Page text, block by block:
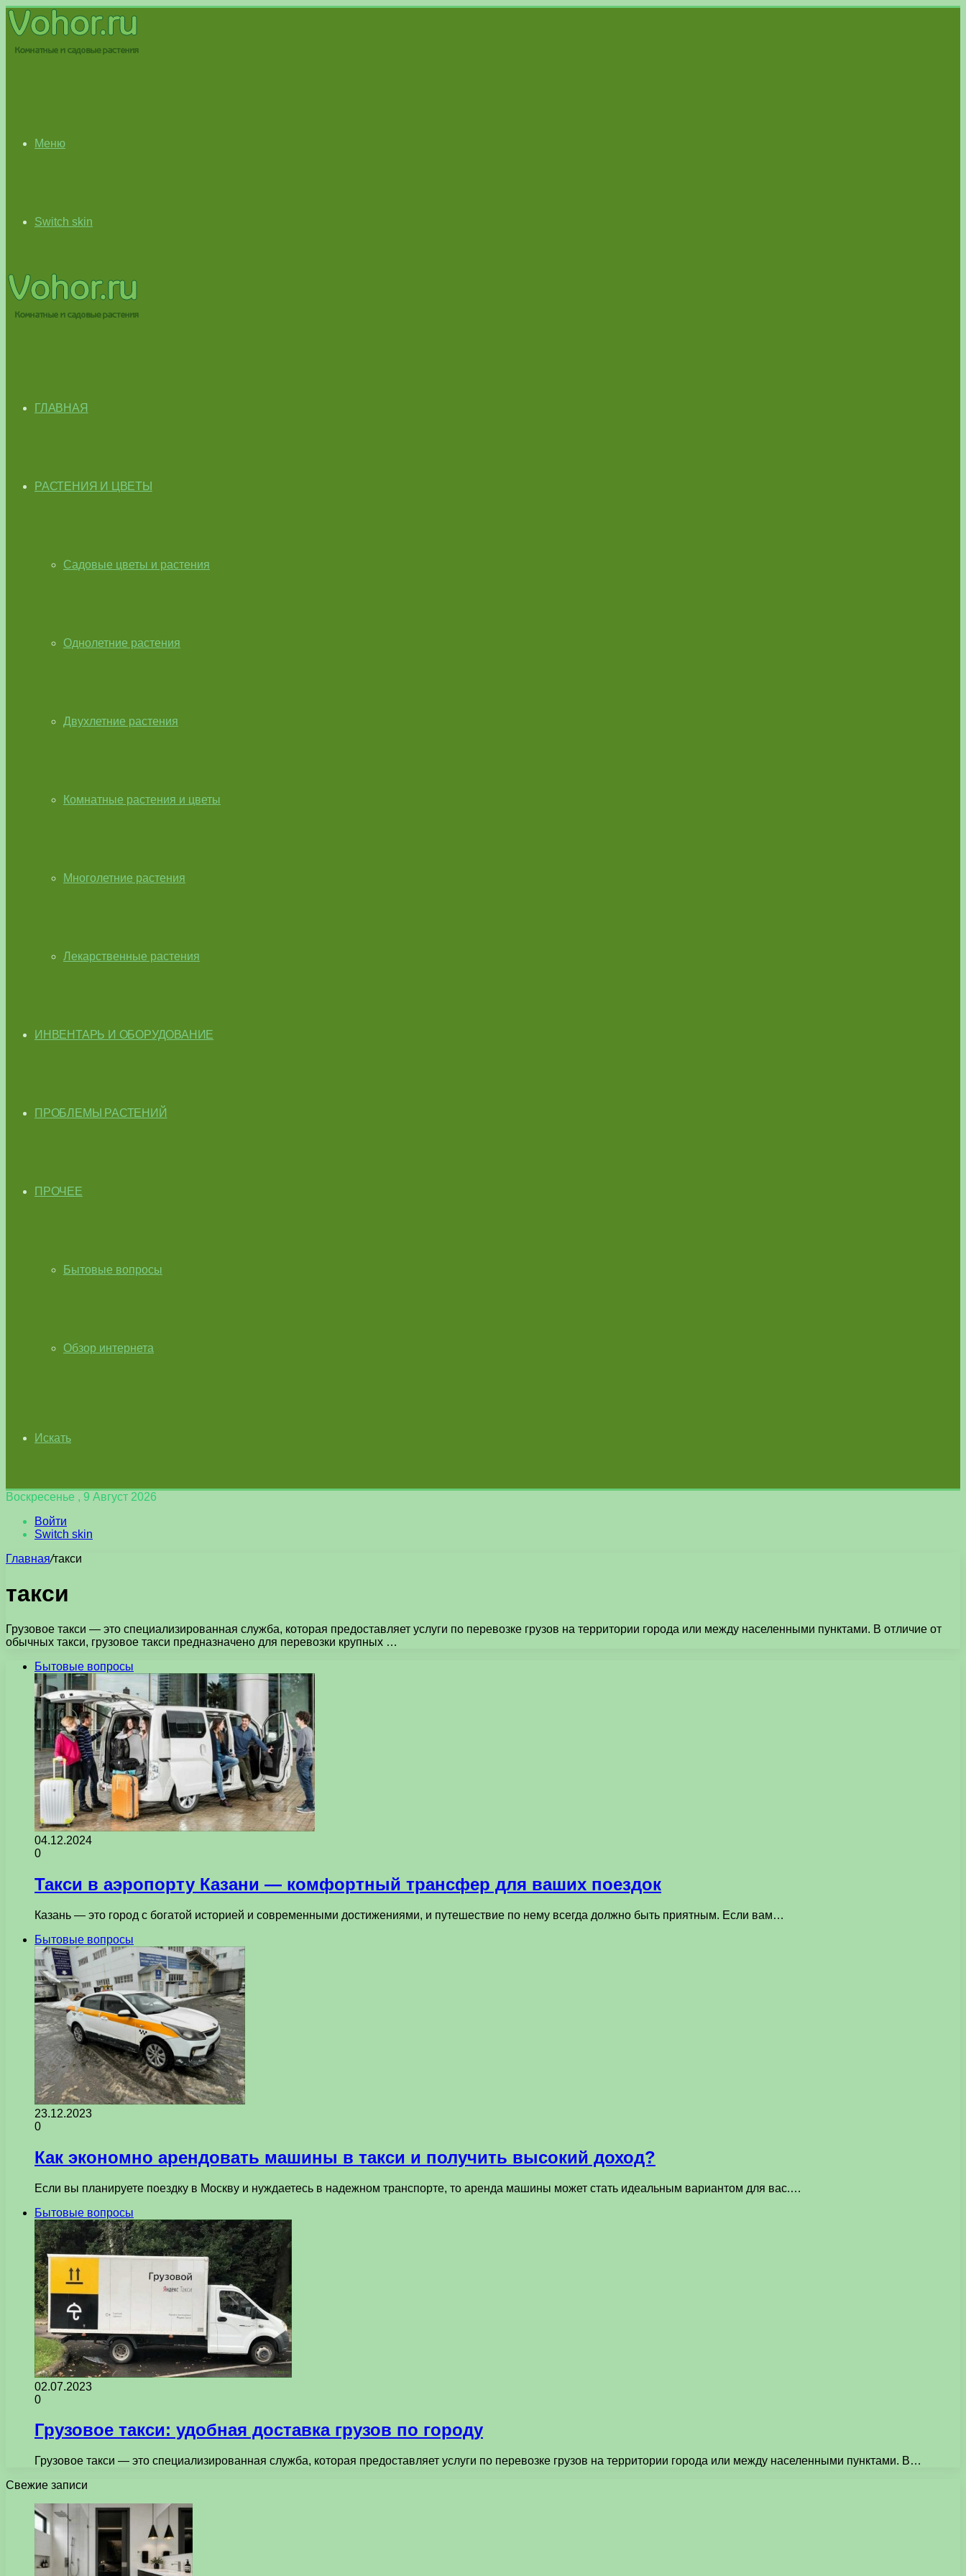
Меню
Switch skin
ГЛАВНАЯ
РАСТЕНИЯ И ЦВЕТЫ
Садовые цветы и растения
Однолетние растения
Двухлетние растения
Комнатные растения и цветы
Многолетние растения
Лекарственные растения
ИНВЕНТАРЬ И ОБОРУДОВАНИЕ
ПРОБЛЕМЫ РАСТЕНИЙ
ПРОЧЕЕ
Бытовые вопросы
Обзор интернета
Искать
Воскресенье , 9 Август 2026
Войти
Switch skin
Главная/такси
такси
Грузовое такси — это специализированная служба, которая предоставляет услуги по перевозке грузов на территории города или между населенными пунктами. В отличие от
обычных такси, грузовое такси предназначено для перевозки крупных …
Бытовые вопросы
04.12.2024
0
Такси в аэропорту Казани — комфортный трансфер для ваших поездок
Казань — это город с богатой историей и современными достижениями, и путешествие по нему всегда должно быть приятным. Если вам…
Бытовые вопросы
23.12.2023
0
Как экономно арендовать машины в такси и получить высокий доход?
Если вы планируете поездку в Москву и нуждаетесь в надежном транспорте, то аренда машины может стать идеальным вариантом для вас.…
Бытовые вопросы
02.07.2023
0
Грузовое такси: удобная доставка грузов по городу
Грузовое такси — это специализированная служба, которая предоставляет услуги по перевозке грузов на территории города или между населенными пунктами. В…
Свежие записи